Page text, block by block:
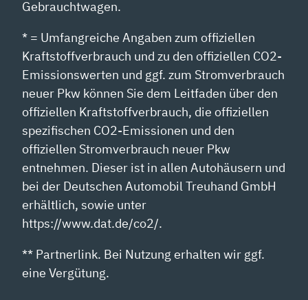
Gebrauchtwagen.
* = Umfangreiche Angaben zum offiziellen
Kraftstoffverbrauch und zu den offiziellen CO2-
Emissionswerten und ggf. zum Stromverbrauch
neuer Pkw können Sie dem Leitfaden über den
offiziellen Kraftstoffverbrauch, die offiziellen
spezifischen CO2-Emissionen und den
offiziellen Stromverbrauch neuer Pkw
entnehmen. Dieser ist in allen Autohäusern und
bei der Deutschen Automobil Treuhand GmbH
erhältlich, sowie unter
https://www.dat.de/co2/.
** Partnerlink. Bei Nutzung erhalten wir ggf.
eine Vergütung.